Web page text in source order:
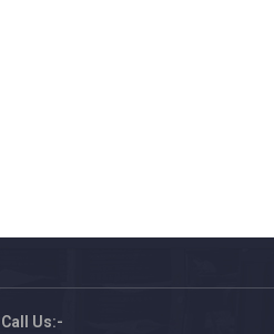
Call Us:-